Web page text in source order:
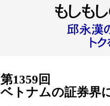
第1359回
ベトナムの証券界